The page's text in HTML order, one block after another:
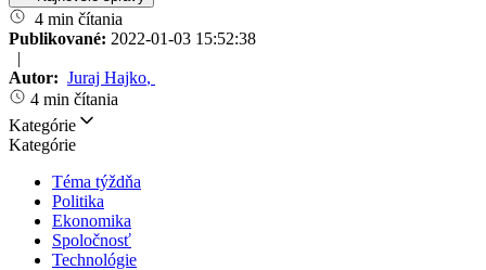
4 min čítania
Publikované: 2022-01-03 15:52:38
|
Autor: Juraj Hajko,
4 min čítania
Kategórie
Kategórie
Téma týždňa
Politika
Ekonomika
Spoločnosť
Technológie